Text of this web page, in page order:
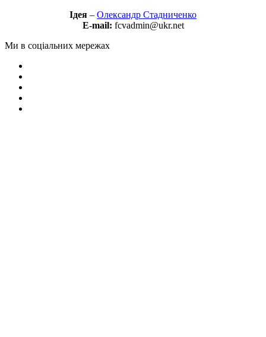
Ідея – Олександр Стадниченко
E-mail: fcvadmin@ukr.net
Ми в соціальних мережах